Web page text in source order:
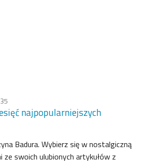
najpopularniejszych
Badura. Wybierz się w nostalgiczną
swoich ulubionych artykułów z